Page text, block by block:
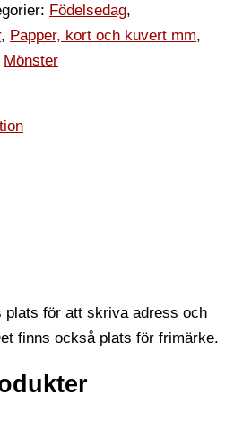
Födelsedag,
, Papper, kort och kuvert mm,
Mönster
plats för att skriva adress och
finns också plats för frimärke.